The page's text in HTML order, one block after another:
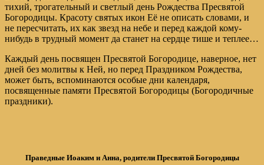
тихий, трогательный и светлый день Рождества Пресвятой
Богородицы. Красоту святых икон Её не описать словами, и
не пересчитать, их как звезд на небе и перед каждой кому-
нибудь в трудный момент да станет на сердце тише и теплее…
Каждый день посвящен Пресвятой Богородице, наверное, нет
дней без молитвы к Ней, но перед Праздником Рождества,
может быть, вспоминаются особые дни календаря,
посвященные памяти Пресвятой Богородицы (Богородичные
праздники).
Праведные Иоаким и Анна, родители Пресвятой Богородицы